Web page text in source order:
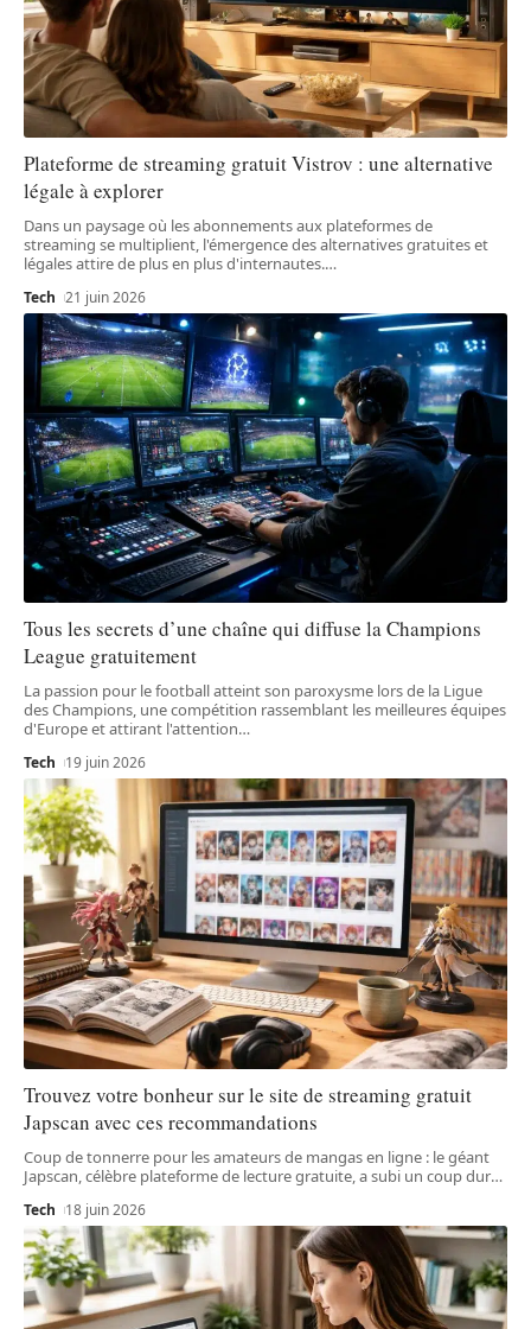
Plateforme de streaming gratuit Vistrov : une alternative
légale à explorer
Dans un paysage où les abonnements aux plateformes de
streaming se multiplient, l'émergence des alternatives gratuites et
légales attire de plus en plus d'internautes.…
Tech 21 juin 2026
Tous les secrets d’une chaîne qui diffuse la Champions
League gratuitement
La passion pour le football atteint son paroxysme lors de la Ligue
des Champions, une compétition rassemblant les meilleures équipes
d'Europe et attirant l'attention…
Tech 19 juin 2026
Trouvez votre bonheur sur le site de streaming gratuit
Japscan avec ces recommandations
Coup de tonnerre pour les amateurs de mangas en ligne : le géant
Japscan, célèbre plateforme de lecture gratuite, a subi un coup dur…
Tech 18 juin 2026